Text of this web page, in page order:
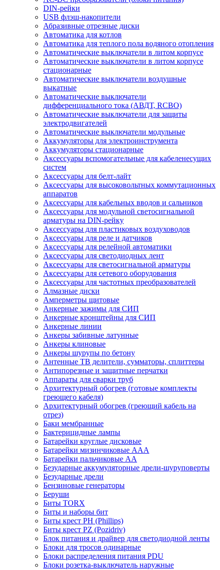
DIN-рейки
USB флэш-накопители
Абразивные отрезные диски
Автоматика для котлов
Автоматика для теплого пола водяного отопления
Автоматические выключатели в литом корпусе
Автоматические выключатели в литом корпусе
стационарные
Автоматические выключатели воздушные
выкатные
Автоматические выключатели
дифференциального тока (АВДТ, RCBO)
Автоматические выключатели для защиты
электродвигателей
Автоматические выключатели модульные
Аккумуляторы для электроинструмента
Аккумуляторы стационарные
Аксессуары вспомогательные для кабеленесущих
систем
Аксессуары для белт-лайт
Аксессуары для высоковольтных коммутационных
аппаратов
Аксессуары для кабельных вводов и сальников
Аксессуары для модульной светосигнальной
арматуры на DIN-рейку
Аксессуары для пластиковых воздуховодов
Аксессуары для реле и датчиков
Аксессуары для релейной автоматики
Аксессуары для светодиодных лент
Аксессуары для светосигнальной арматуры
Аксессуары для сетевого оборудования
Аксессуары для частотных преобразователей
Алмазные диски
Амперметры щитовые
Анкерные зажимы для СИП
Анкерные кронштейны для СИП
Анкерные линии
Анкеры забивные латунные
Анкеры клиновые
Анкеры шурупы по бетону
Антенные ТВ делители, сумматоры, сплиттеры
Антипорезные и защитные перчатки
Аппараты для сварки труб
Архитектурный обогрев (готовые комплекты
греющего кабеля)
Архитектурный обогрев (греющий кабель на
отрез)
Баки мембранные
Бактерицидные лампы
Батарейки круглые дисковые
Батарейки мизинчиковые ААА
Батарейки пальчиковые АА
Безударные аккумуляторные дрели-шуруповерты
Безударные дрели
Бензиновые генераторы
Беруши
Биты TORX
Биты и наборы бит
Биты крест PH (Phillips)
Биты крест PZ (Pozidriv)
Блок питания и драйвер для светодиодной ленты
Блоки для тросов одинарные
Блоки распределения питания PDU
Блоки розетка-выключатель наружные